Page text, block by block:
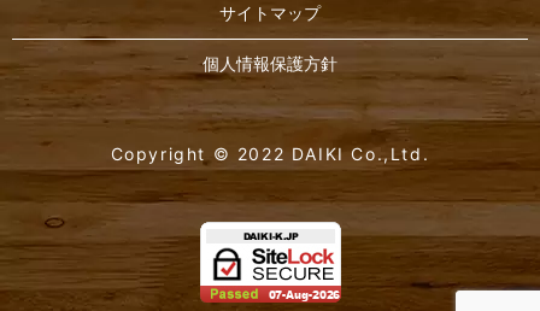
サイトマップ
個人情報保護方針
Copyright © 2022 DAIKI Co.,Ltd.